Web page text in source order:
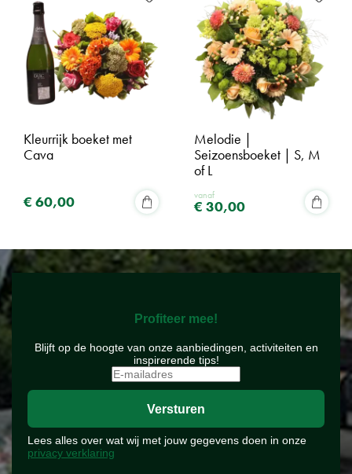
Kleurrijk boeket met
Cava
€ 60,00
Melodie |
Seizoensboeket | S, M
of L
vanaf
€ 30,00
Profiteer mee!
Blijft op de hoogte van onze aanbiedingen, activiteiten en
inspirerende tips!
Lees alles over wat wij met jouw gegevens doen in onze
privacy verklaring